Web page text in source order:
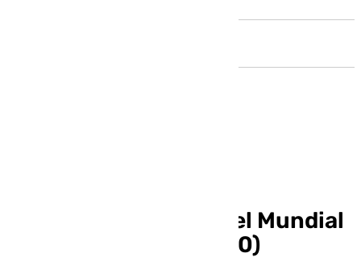
España da la cara en el Mundial
ante Arabia Saudí (4-0)